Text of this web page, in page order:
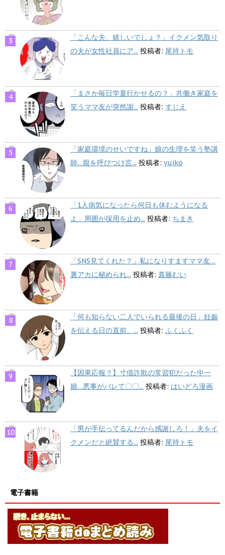
「こんな夫、嬉しいでしょ？」イクメン気取り
の夫が女性社員にア... 投稿者: 尾持トモ
「まさか毎日学童行かせるの？」共働き家庭を
笑うママ友が突然謝... 投稿者: すじえ
「家庭環境のせいですね」娘の生理を笑う塾講
師…親を呼びつけ言... 投稿者: yuiko
「1人病気になったら何日も休むようになる
よ」周囲が採用を止め... 投稿者: ちまき
「SNS見てくれた？」私になりすますママ友…
裏アカに秘められ... 投稿者: 真篠むい
「何も知らない二人でいられる最後の日」妊娠
を伝える日の直前、... 投稿者: ふくふく
【因果応報？】寸借詐欺の常習犯だった中一
娘…悪事がバレて〇〇... 投稿者: はいどろ漫画
「男が手伝ってるんだから感謝しろ！」夫をイ
クメンだと絶賛する... 投稿者: 尾持トモ
電子書籍